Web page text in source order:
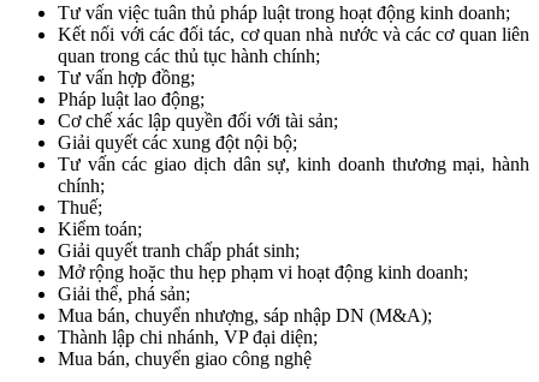
Tư vấn việc tuân thủ pháp luật trong hoạt động kinh doanh;
Kết nối với các đối tác, cơ quan nhà nước và các cơ quan liên
quan trong các thủ tục hành chính;
Tư vấn hợp đồng;
Pháp luật lao động;
Cơ chế xác lập quyền đối với tài sản;
Giải quyết các xung đột nội bộ;
Tư vấn các giao dịch dân sự, kinh doanh thương mại, hành
chính;
Thuế;
Kiểm toán;
Giải quyết tranh chấp phát sinh;
Mở rộng hoặc thu hẹp phạm vi hoạt động kinh doanh;
Giải thể, phá sản;
Mua bán, chuyển nhượng, sáp nhập DN (M&A);
Thành lập chi nhánh, VP đại diện;
Mua bán, chuyển giao công nghệ